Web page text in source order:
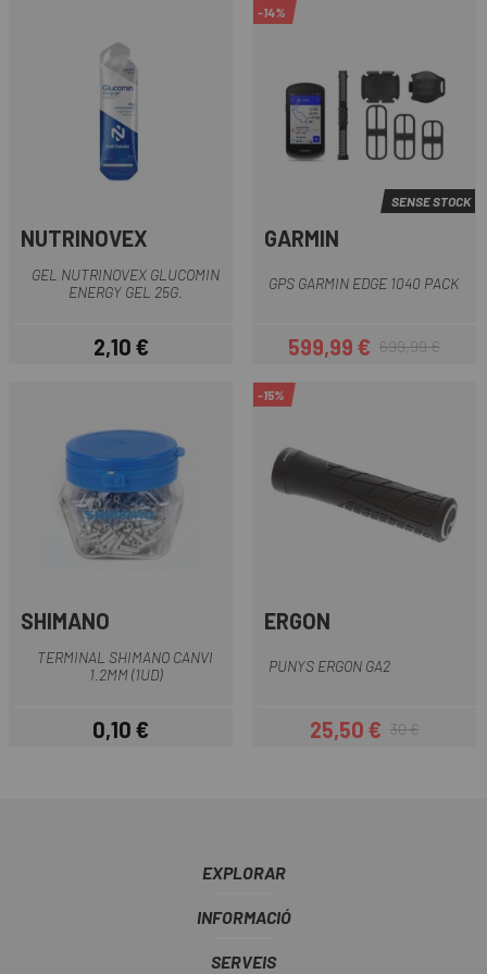
NUTRINOVEX
GEL NUTRINOVEX GLUCOMIN
ENERGY GEL 25G.
Preu
2,10 €
-14%
SENSE STOCK
GARMIN
GPS GARMIN EDGE 1040 PACK
Preu
599,99 €Preu regular
699,99 €
SHIMANO
TERMINAL SHIMANO CANVI
1.2MM (1UD)
Preu
0,10 €
-15%
ERGON
PUNYS ERGON GA2
Preu
25,50 €Preu regular
30 €
EXPLORAR
INFORMACIÓ
SERVEIS